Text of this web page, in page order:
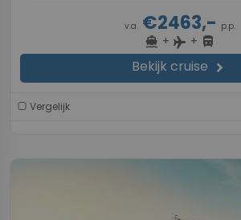
v.a. €2463,- p.p.
directions_boat + flight + directions_bus
Bekijk cruise chevron_right
Vergelijk